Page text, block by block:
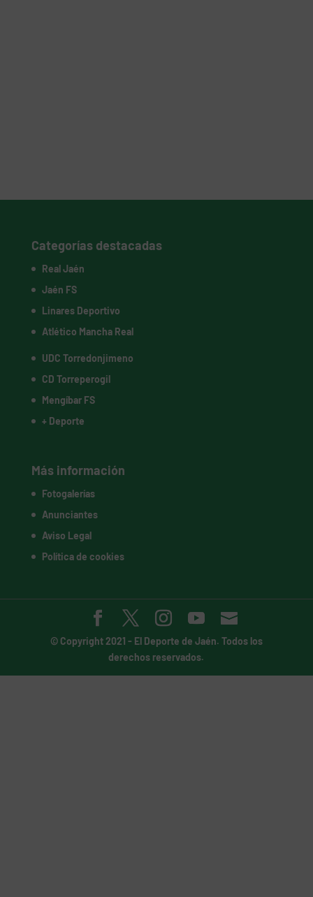
Categorías destacadas
Real Jaén
Jaén FS
Linares Deportivo
Atlético Mancha Real
UDC Torredonjimeno
CD Torreperogil
Mengíbar FS
+ Deporte
Más información
Fotogalerías
Anunciantes
Aviso Legal
Política de cookies
© Copyright 2021 - El Deporte de Jaén. Todos los
derechos reservados.